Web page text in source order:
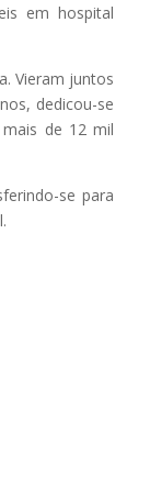
em hospital
Vieram juntos
dedicou-se
de 12 mil
se para